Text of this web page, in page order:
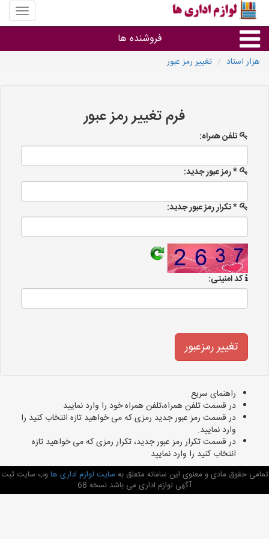
منوی
سایت
اداری
فروشنده ها
استان ها
هزار استاد تغییر رمز عبور
فرم تغییر رمز عبور
تلفن همراه:
* رمز عبور جدید:
* تکرار رمز عبور جدید:
کد امنیتی:
راهنمای سریع
در قسمت تلفن همراه،تلفن همراه خود را وارد نمایید
در قسمت رمز عبور جدید رمزی که می خواهید تازه انتخاب کنید را
وارد نمایید.
در قسمت تکرار رمز عبور جدید، تکرار رمزی که می خواهید تازه
انتخاب کنید را وارد نمایید
تمامی حقوق مادی و معنوی این سامانه متعلق به سایت لوازم اداری هاوب سایت ثبت
آگهی لوازم اداری می باشد نسخه 68